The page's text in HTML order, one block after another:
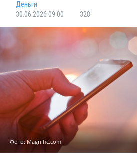
Деньги
30.06.2026 09:00
328
Фото: Мagnific.com